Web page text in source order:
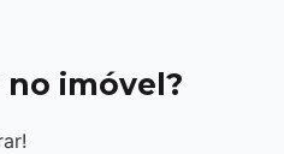
imóvel?